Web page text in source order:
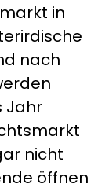
in
nach
Jahr
nicht
öffnen